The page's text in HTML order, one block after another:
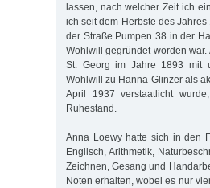
lassen, nach welcher Zeit ich
ich seit dem Herbste des
der Straße Pumpen 38 in der
Wohlwill gegründet worden
St. Georg im Jahre 1893 mit
Wohlwill zu Hanna Glinzer als
April 1937 verstaatlicht
Ruhestand.
Anna Loewy hatte sich in den
Englisch, Arithmetik,
Zeichnen, Gesang und
Noten erhalten, wobei es nur